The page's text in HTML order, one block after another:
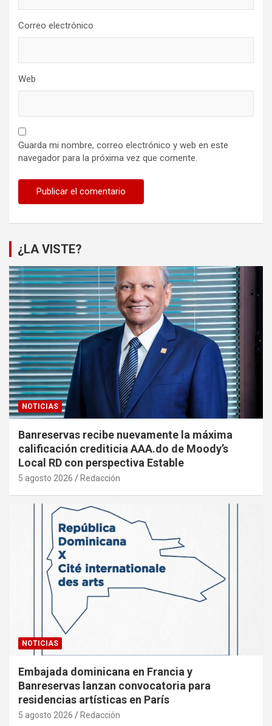
Correo electrónico
Web
Guarda mi nombre, correo electrónico y web en este
navegador para la próxima vez que comente.
¿LA VISTE?
NOTICIAS
Banreservas recibe nuevamente la máxima
calificación crediticia AAA.do de Moody’s
Local RD con perspectiva Estable
5 agosto 2026 Redacción
NOTICIAS
Embajada dominicana en Francia y
Banreservas lanzan convocatoria para
residencias artísticas en París
5 agosto 2026 Redacción